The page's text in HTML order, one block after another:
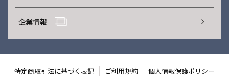
企業情報
特定商取引法に基づく表記 ご利用規約 個人情報保護ポリシー